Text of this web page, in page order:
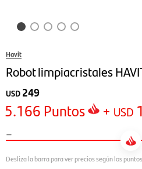
Havit
Robot limpiacristales
USD 249
5.166 Puntos + USD
-